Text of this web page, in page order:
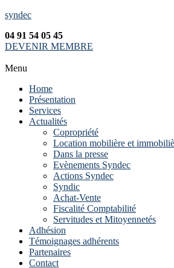
syndec
04 91 54 05 45
DEVENIR MEMBRE
Menu
Home
Présentation
Services
Actualités
Copropriété
Location mobilière et
Dans la presse
Evènements Syndec
Actions Syndec
Syndic
Achat-Vente
Fiscalité Comptabilité
Servitudes et Mitoyennetés
Adhésion
Témoignages adhérents
Partenaires
Contact